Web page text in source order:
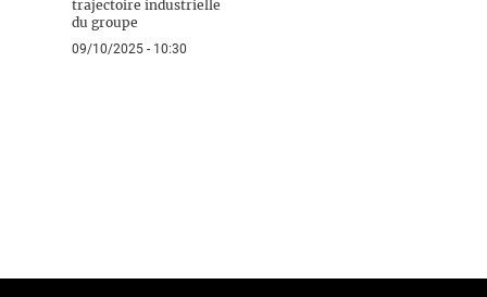
trajectoire industrielle
du groupe
09/10/2025 - 10:30